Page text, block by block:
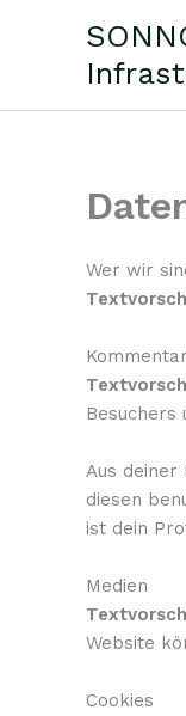
Wer wir
Besuchers
Aus
diesen
ist dein
Medien
Website
Cookies